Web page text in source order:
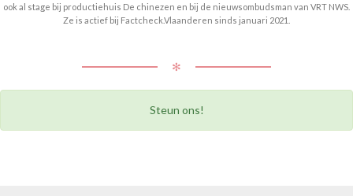
ook al stage bij productiehuis De chinezen en bij de nieuwsombudsman van VRT NWS.
Ze is actief bij Factcheck.Vlaanderen sinds januari 2021.
✻
Steun ons!